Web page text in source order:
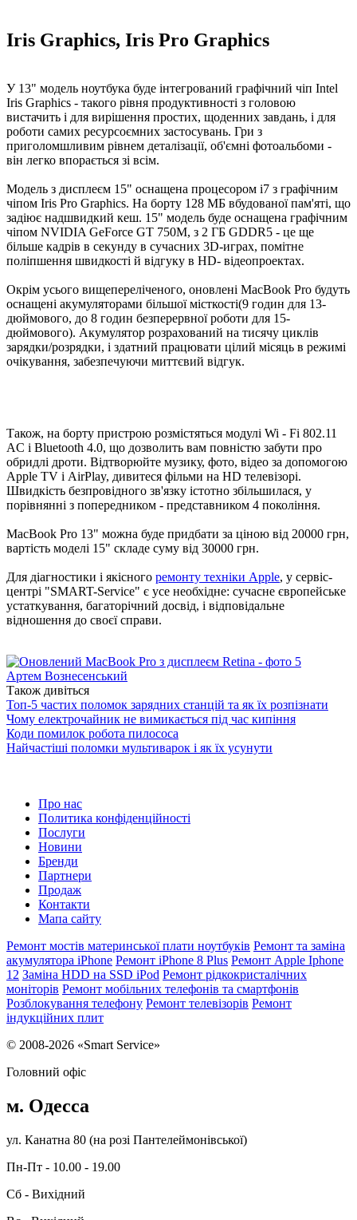
Iris Graphics, Iris Pro Graphics
У 13" модель ноутбука буде інтегрований графічний чіп Intel
Iris Graphics - такого рівня продуктивності з головою
вистачить і для вирішення простих, щоденних завдань, і для
роботи самих ресурсоємних застосувань. Гри з
приголомшливим рівнем деталізації, об'ємні фотоальбоми -
він легко впорається зі всім.
Модель з дисплеєм 15" оснащена процесором i7 з графічним
чіпом Iris Pro Graphics. На борту 128 МБ вбудованої пам'яті, що
задіює надшвидкий кеш. 15" модель буде оснащена графічним
чіпом NVIDIA GeForce GT 750M, з 2 ГБ GDDR5 - це ще
більше кадрів в секунду в сучасних 3D-играх, помітне
поліпшення швидкості й відгуку в HD- відеопроектах.
Окрім усього вищепереліченого, оновлені MacBook Pro будуть
оснащені акумуляторами більшої місткості(9 годин для 13-
дюймового, до 8 годин безперервної роботи для 15-
дюймового). Акумулятор розрахований на тисячу циклів
зарядки/розрядки, і здатний працювати цілий місяць в режимі
очікування, забезпечуючи миттєвий відгук.
Також, на борту пристрою розмістяться модулі Wi - Fi 802.11
AC і Bluetooth 4.0, що дозволить вам повністю забути про
обридлі дроти. Відтворюйте музику, фото, відео за допомогою
Apple TV і AirPlay, дивитеся фільми на HD телевізорі.
Швидкість безпровідного зв'язку істотно збільшилася, у
порівнянні з попередником - представником 4 покоління.
MacBook Pro 13" можна буде придбати за ціною від 20000 грн,
вартість моделі 15" складе суму від 30000 грн.
Для діагностики і якісного ремонту техніки Apple, у сервіс-
центрі "SMART-Service" є усе необхідне: сучасне європейське
устаткування, багаторічний досвід, і відповідальне
відношення до своєї справи.
Артем Вознесенський
Також дивіться
Топ-5 частих поломок зарядних станцій та як їх розпізнати
Чому електрочайник не вимикається під час кипіння
Коди помилок робота пилососа
Найчастіші поломки мультиварок і як їх усунути
Про нас
Политика конфіденційності
Послуги
Новини
Бренди
Партнери
Продаж
Контакти
Мапа сайту
Ремонт мостів материнської плати ноутбуків Ремонт та заміна
акумулятора iPhone Ремонт iPhone 8 Plus Ремонт Apple Iphone
12 Заміна HDD на SSD iPod Ремонт рідкокристалічних
моніторів Ремонт мобільних телефонів та смартфонів
Розблокування телефону Ремонт телевізорів Ремонт
індукційних плит
© 2008-2026 «Smart Service»
Головний офіс
м. Одесса
ул. Канатна 80 (на розі Пантелеймонівської)
Пн-Пт - 10.00 - 19.00
Сб - Вихідний